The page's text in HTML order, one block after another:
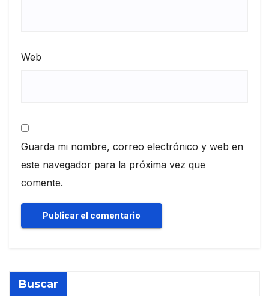
Web
Guarda mi nombre, correo electrónico y web en
este navegador para la próxima vez que
comente.
Buscar